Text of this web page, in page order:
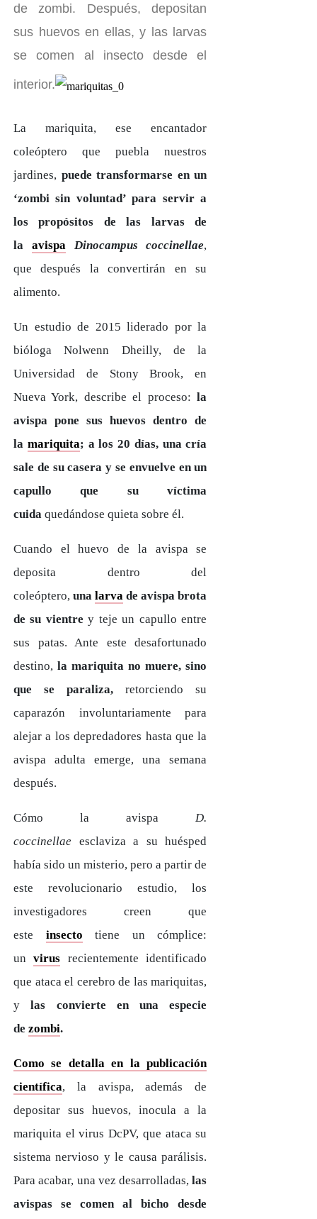
de zombi. Después, depositan
sus huevos en ellas, y las larvas
se comen al insecto desde el
interior.
La mariquita, ese encantador
coleóptero que puebla nuestros
jardines, puede transformarse en un
‘zombi sin voluntad’ para servir a
los propósitos de las larvas de
la avispa Dinocampus coccinellae,
que después la convertirán en su
alimento.
Un estudio de 2015 liderado por la
bióloga Nolwenn Dheilly, de la
Universidad de Stony Brook, en
Nueva York, describe el proceso: la
avispa pone sus huevos dentro de
la mariquita; a los 20 días, una cría
sale de su casera y se envuelve en un
capullo que su víctima
cuida quedándose quieta sobre él.
Cuando el huevo de la avispa se
deposita dentro del
coleóptero, unalarva de avispa brota
de su vientre y teje un capullo entre
sus patas. Ante este desafortunado
destino,la mariquita no muere, sino
que se paraliza, retorciendo su
caparazón involuntariamente para
alejar a los depredadores hasta que la
avispa adulta emerge, una semana
después.
Cómo la avispa D.
coccinellae esclaviza a su huésped
había sido un misterio, pero a partir de
este revolucionario estudio, los
investigadores creen que
este insecto tiene un cómplice:
unvirus recientemente identificado
que ataca el cerebro de las mariquitas,
ylas convierte en una especie
de zombi.
Como se detalla en la publicación
científica, la avispa, además de
depositar sus huevos, inocula a la
mariquita el virus DcPV, que ataca su
sistema nervioso y le causa parálisis.
Para acabar, una vez desarrolladas,las
avispas se comen al bicho desde